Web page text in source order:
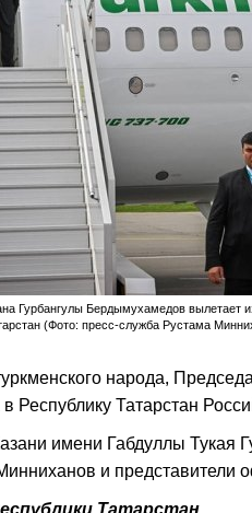
Гурбангулы Бердымухамедов вылетает
(Фото: пресс-служба Рустама
народа,
Республику Татарстан
имени Габдуллы Тукая
и представители
Татарстан